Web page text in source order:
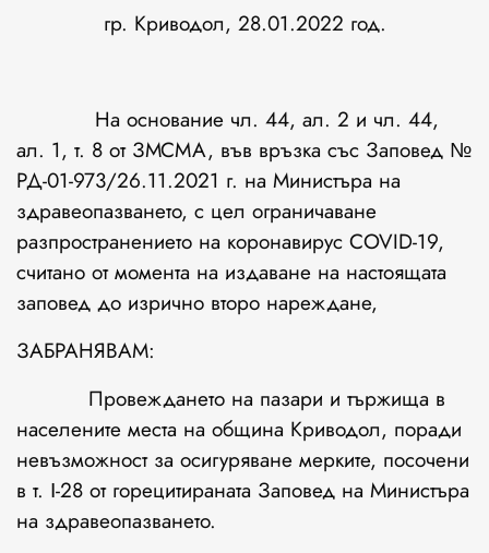
гр. Криводол, 28.01.2022 год.
На основание чл. 44, ал. 2 и чл. 44,
ал. 1, т. 8 от ЗМСМА, във връзка със Заповед №
РД-01-973/26.11.2021 г. на Министъра на
здравеопазването, с цел ограничаване
разпространението на коронавирус COVID-19,
считано от момента на издаване на настоящата
заповед до изрично второ нареждане,
ЗАБРАНЯВАМ:
Провеждането на пазари и тържища в
населените места на община Криводол, поради
невъзможност за осигуряване мерките, посочени
в т. І-28 от горецитираната Заповед на Министъра
на здравеопазването.